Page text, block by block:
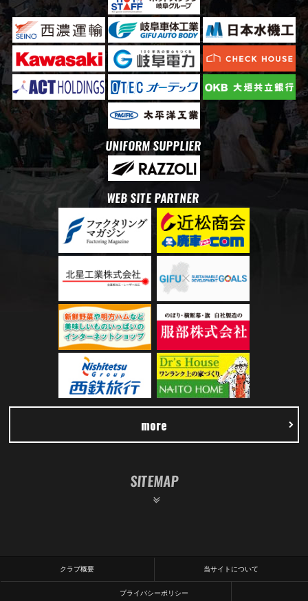
UNIFORM SUPPLIER
WEB SITE PARTNER
more
SITEMAP
クラブ概要 当サイトについて
プライバシーポリシー